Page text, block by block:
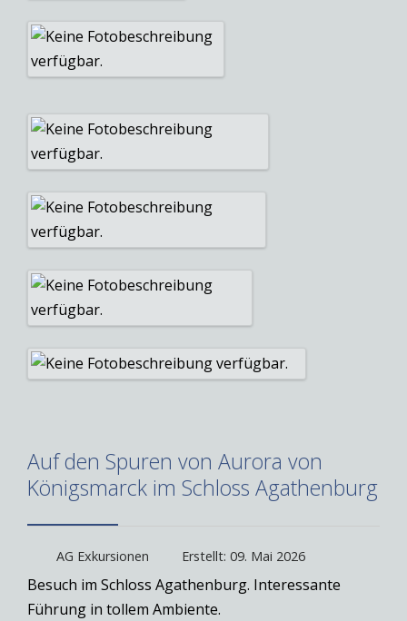
Auf den Spuren von Aurora von
Königsmarck im Schloss Agathenburg
AG Exkursionen Erstellt: 09. Mai 2026
Besuch im Schloss Agathenburg. Interessante
Führung in tollem Ambiente.